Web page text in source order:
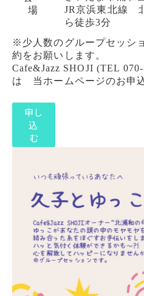
場
JR京浜東北線
ら徒歩3分
※少人数のグループセッシ
約をお願いします。
Cafe&Jazz SHOJI (TEL
は 当ホームページのお申
申し
込
む